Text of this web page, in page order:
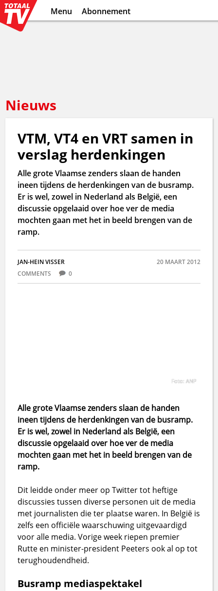
Menu Abonnement
Nieuws
VTM, VT4 en VRT samen in
verslag herdenkingen
Alle grote Vlaamse zenders slaan de handen
ineen tijdens de herdenkingen van de busramp.
Er is wel, zowel in Nederland als België, een
discussie opgelaaid over hoe ver de media
mochten gaan met het in beeld brengen van de
ramp.
JAN-HEIN VISSER
20 MAART 2012
COMMENTS
0
Foto: ANP
Alle grote Vlaamse zenders slaan de handen
ineen tijdens de herdenkingen van de busramp.
Er is wel, zowel in Nederland als België, een
discussie opgelaaid over hoe ver de media
mochten gaan met het in beeld brengen van de
ramp.
Dit leidde onder meer op Twitter tot heftige
discussies tussen diverse personen uit de media
met journalisten die ter plaatse waren. In België is
zelfs een officiële waarschuwing uitgevaardigd
voor alle media. Vorige week riepen premier
Rutte en minister-president Peeters ook al op tot
terughoudendheid.
Busramp mediaspektakel